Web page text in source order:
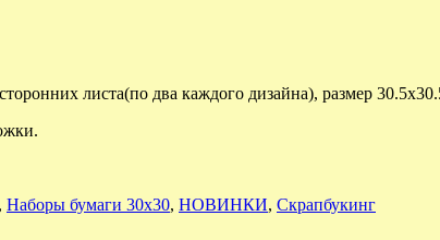
листа(по два каждого дизайна), размер
, Наборы бумаги 30х30, НОВИНКИ, Скрапбукинг